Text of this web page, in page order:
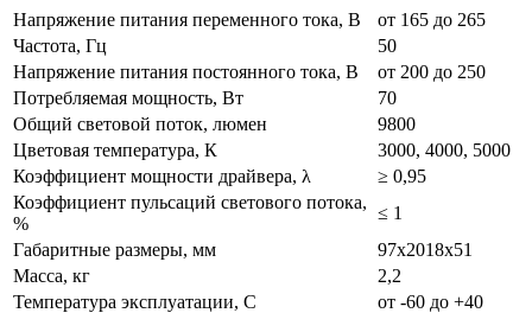
Напряжение питания переменного тока, В
от 165 до 265
Частота, Гц
50
Напряжение питания постоянного тока, В
от 200 до 250
Потребляемая мощность, Вт
70
Общий световой поток, люмен
9800
Цветовая температура, К
3000, 4000, 5000
Коэффициент мощности драйвера, λ
≥ 0,95
Коэффициент пульсаций светового потока,
%
≤ 1
Габаритные размеры, мм
97х2018х51
Масса, кг
2,2
Температура эксплуатации, С
от -60 до +40